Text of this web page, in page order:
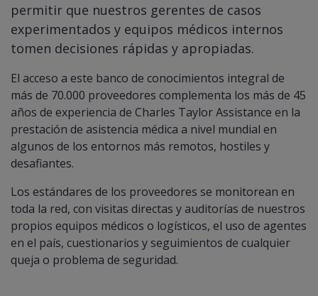
permitir que nuestros gerentes de casos
experimentados y equipos médicos internos
tomen decisiones rápidas y apropiadas.
El acceso a este banco de conocimientos integral de
más de 70.000 proveedores complementa los más de 45
años de experiencia de Charles Taylor Assistance en la
prestación de asistencia médica a nivel mundial en
algunos de los entornos más remotos, hostiles y
desafiantes.
Los estándares de los proveedores se monitorean en
toda la red, con visitas directas y auditorías de nuestros
propios equipos médicos o logísticos, el uso de agentes
en el país, cuestionarios y seguimientos de cualquier
queja o problema de seguridad.